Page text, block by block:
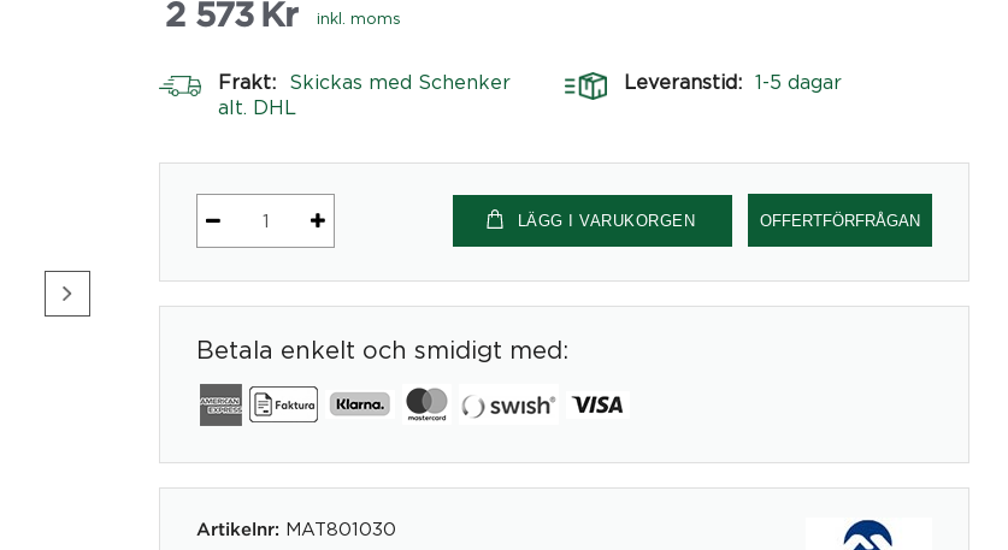
2 573 Kr inkl. moms
Frakt:
Skickas med Schenker
alt. DHL
Leveranstid: 1-5 dagar
Bordsskärm
80cm
mängd
LÄGG I VARUKORGEN OFFERTFÖRFRÅGAN
Betala enkelt och smidigt med:
Artikelnr: MAT801030